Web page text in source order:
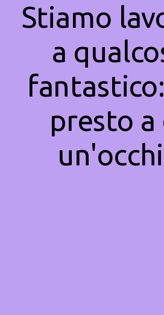
Stiamo
a
presto a